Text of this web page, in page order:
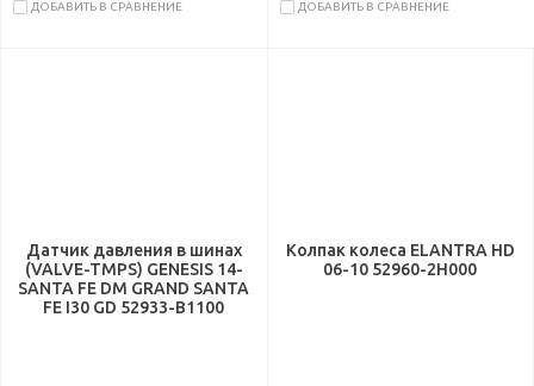
ДОБАВИТЬ В СРАВНЕНИЕ ДОБАВИТЬ В СРАВНЕНИЕ
Датчик давления в шинах
(VALVE-TMPS) GENESIS 14-
SANTA FE DM GRAND SANTA
FE I30 GD 52933-B1100
Колпак колеса ELANTRA HD
06-10 52960-2H000